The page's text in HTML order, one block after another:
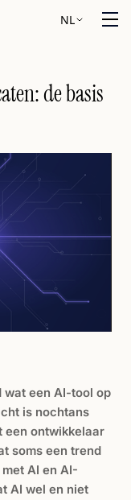
NL
de basis
wat een AI-tool op
is nochtans
een ontwikkelaar
soms een trend
AI en AI-
AI wel en niet